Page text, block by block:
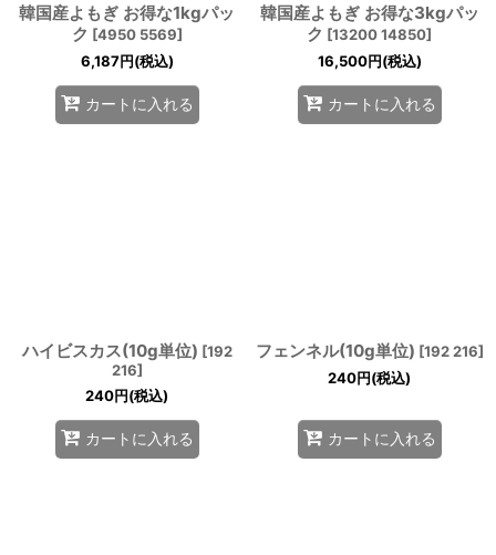
韓国産よもぎ お得な1kgパッ
ク [4950 5569]
6,187円(税込)
カートに入れる
韓国産よもぎ お得な3kgパッ
ク [13200 14850]
16,500円(税込)
カートに入れる
ハイビスカス(10g単位) [192
216]
240円(税込)
カートに入れる
フェンネル(10g単位) [192 216]
240円(税込)
カートに入れる